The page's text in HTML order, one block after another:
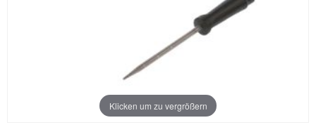
Klicken um zu vergrößern